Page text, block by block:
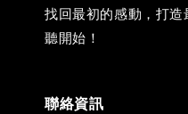
找回最初的感動，打
聽開始！
聯絡資訊